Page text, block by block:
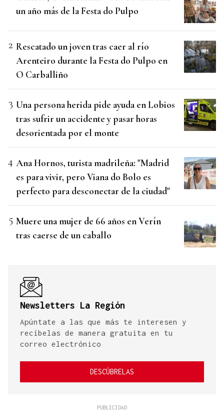
un año más de la Festa do Pulpo
Rescatado un joven tras caer al río
Arenteiro durante la Festa do Pulpo en
O Carballiño
Una persona herida pide ayuda en Lobios
tras sufrir un accidente y pasar horas
desorientada por el monte
Ana Hornos, turista madrileña: "Madrid
es para vivir, pero Viana do Bolo es
perfecto para desconectar de la ciudad"
Muere una mujer de 66 años en Verín
tras caerse de un caballo
Newsletters La Región
Apúntate a las que más te interesen y
recíbelas de manera gratuita en tu
correo electrónico
DESCÚBRELAS